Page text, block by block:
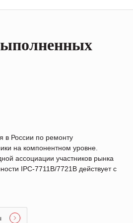
в России по ремонту
на компонентном уровне.
ассоциации участников рынка
IPC-7711B/7721B действует с